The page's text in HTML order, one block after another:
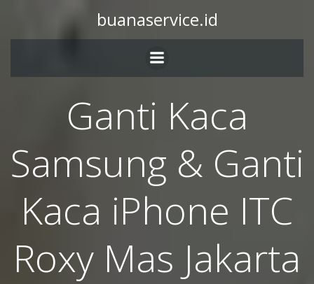
buanaservice.id
Ganti Kaca
Samsung & Ganti
Kaca iPhone ITC
Roxy Mas Jakarta